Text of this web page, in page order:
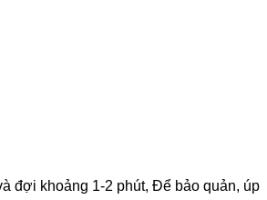
đợi khoảng 1-2 phút, Để bảo quản, úp